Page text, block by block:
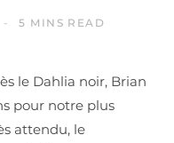
5 MINS READ
le Dahlia noir, Brian
pour notre plus
attendu, le